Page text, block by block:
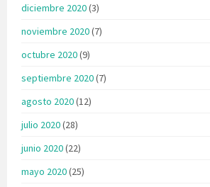
diciembre 2020(3)
noviembre 2020(7)
octubre 2020(9)
septiembre 2020(7)
agosto 2020(12)
julio 2020(28)
junio 2020(22)
mayo 2020(25)